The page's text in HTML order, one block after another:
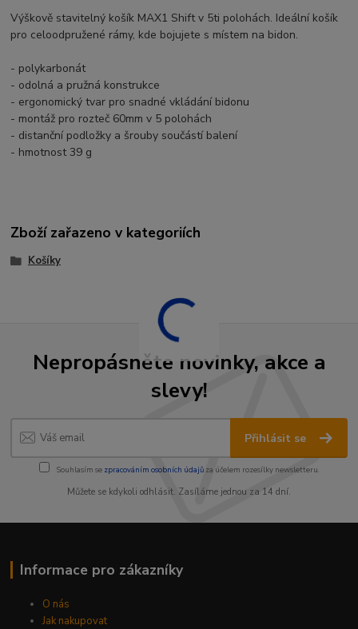
Výškově stavitelný košík MAX1 Shift v 5ti polohách. Ideální košík
pro celoodpružené rámy, kde bojujete s místem na bidon.
- polykarbonát
- odolná a pružná konstrukce
- ergonomický tvar pro snadné vkládání bidonu
- montáž pro rozteč 60mm v 5 polohách
- distanční podložky a šrouby součástí balení
- hmotnost 39 g
Zboží zařazeno v kategoriích
Košíky
Nepropásněte novinky, akce a
slevy!
Přihlásit se
Souhlasím se zpracováním osobních údajůza účelem rozesílky newsletteru.
Můžete se kdykoli odhlásit. Zasíláme jednou za 14 dní.
Informace pro zákazníky
O nás
Jak nakupovat